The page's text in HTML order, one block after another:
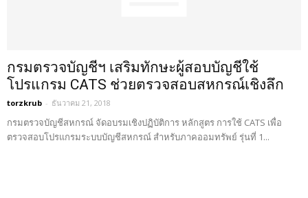
กรมตรวจบัญชีฯ เสริมทักษะผู้สอบบัญชีใช้
โปรแกรม CATS ช่วยตรวจสอบสหกรณ์เชิงลึก
torzkrub - ธันวาคม 21, 2018
กรมตรวจบัญชีสหกรณ์ จัดอบรมเชิงปฏิบัติการ หลักสูตร การใช้ CATS เพื่อ
ตรวจสอบโปรแกรมระบบบัญชีสหกรณ์ สำหรับภาคออมทรัพย์ รุ่นที่ 1...